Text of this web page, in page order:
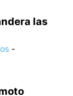
las
-